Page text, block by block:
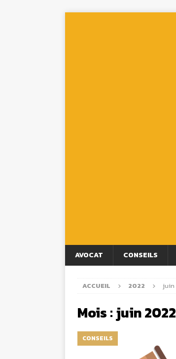
AVOCAT CONSEILS
ACCUEIL 2022 juin
Mois :juin 2022
CONSEILS